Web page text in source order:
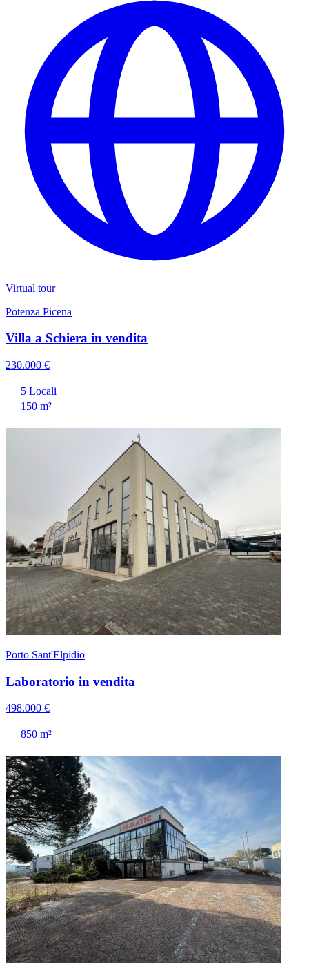
Virtual tour
Potenza Picena
Villa a Schiera in vendita
230.000 €
5 Locali
150 m²
Porto Sant'Elpidio
Laboratorio in vendita
498.000 €
850 m²